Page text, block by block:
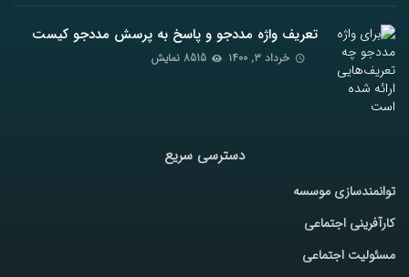
تعریف واژه مددجو و پاسخ به پرسش مددجو کیست
خرداد ۳, ۱۴۰۰ 8515 نمایش
دسترسی سریع
توانمندسازی موسسه
کارآفرینی اجتماعی
مسئولیت اجتماعی